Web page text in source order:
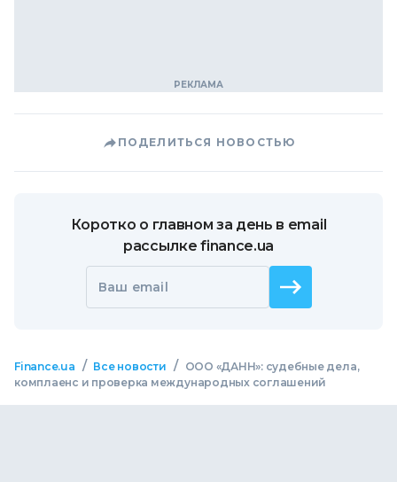
ПОДЕЛИТЬСЯ НОВОСТЬЮ
Коротко о главном за день в email
рассылке finance.ua
Ваш email
Finance.ua / Все новости /
ООО «ДАНН»: судебные дела,
комплаенс и проверка международных соглашений